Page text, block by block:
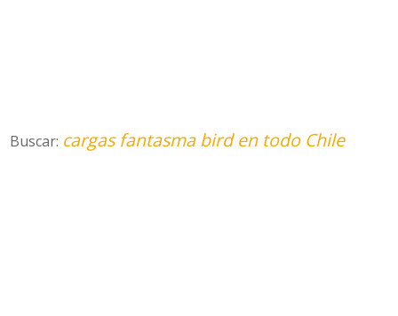
Buscar: cargas fantasma bird en todo Chile